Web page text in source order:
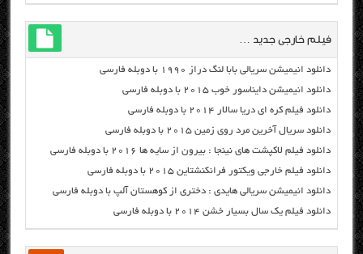
فیلم خارجی جدید …
دانلود انیمیشن سریالی بابا لنگ دراز ۱۹۹۰ با دوبله فارسی
دانلود انیمیشن دایناسور خوب ۲۰۱۵ با دوبله فارسی
دانلود فیلم کره ای دریا سالار ۲۰۱۴ با دوبله فارسی
دانلود سریال آخرین مرد روی زمین ۲۰۱۵ با دوبله فارسی
دانلود فیلم لاکپشت های نینجا : بیرون از سایه ها ۲۰۱۶ با دوبله فارسی
دانلود فیلم خارجی ویکتور فرانکنشتاین ۲۰۱۵ با دوبله فارسی
دانلود انیمیشن سریالی هایدی : دختری از کوهستان آلپ با دوبله فارسی
دانلود فیلم یک سال بسیار خشن ۲۰۱۴ با دوبله فارسی